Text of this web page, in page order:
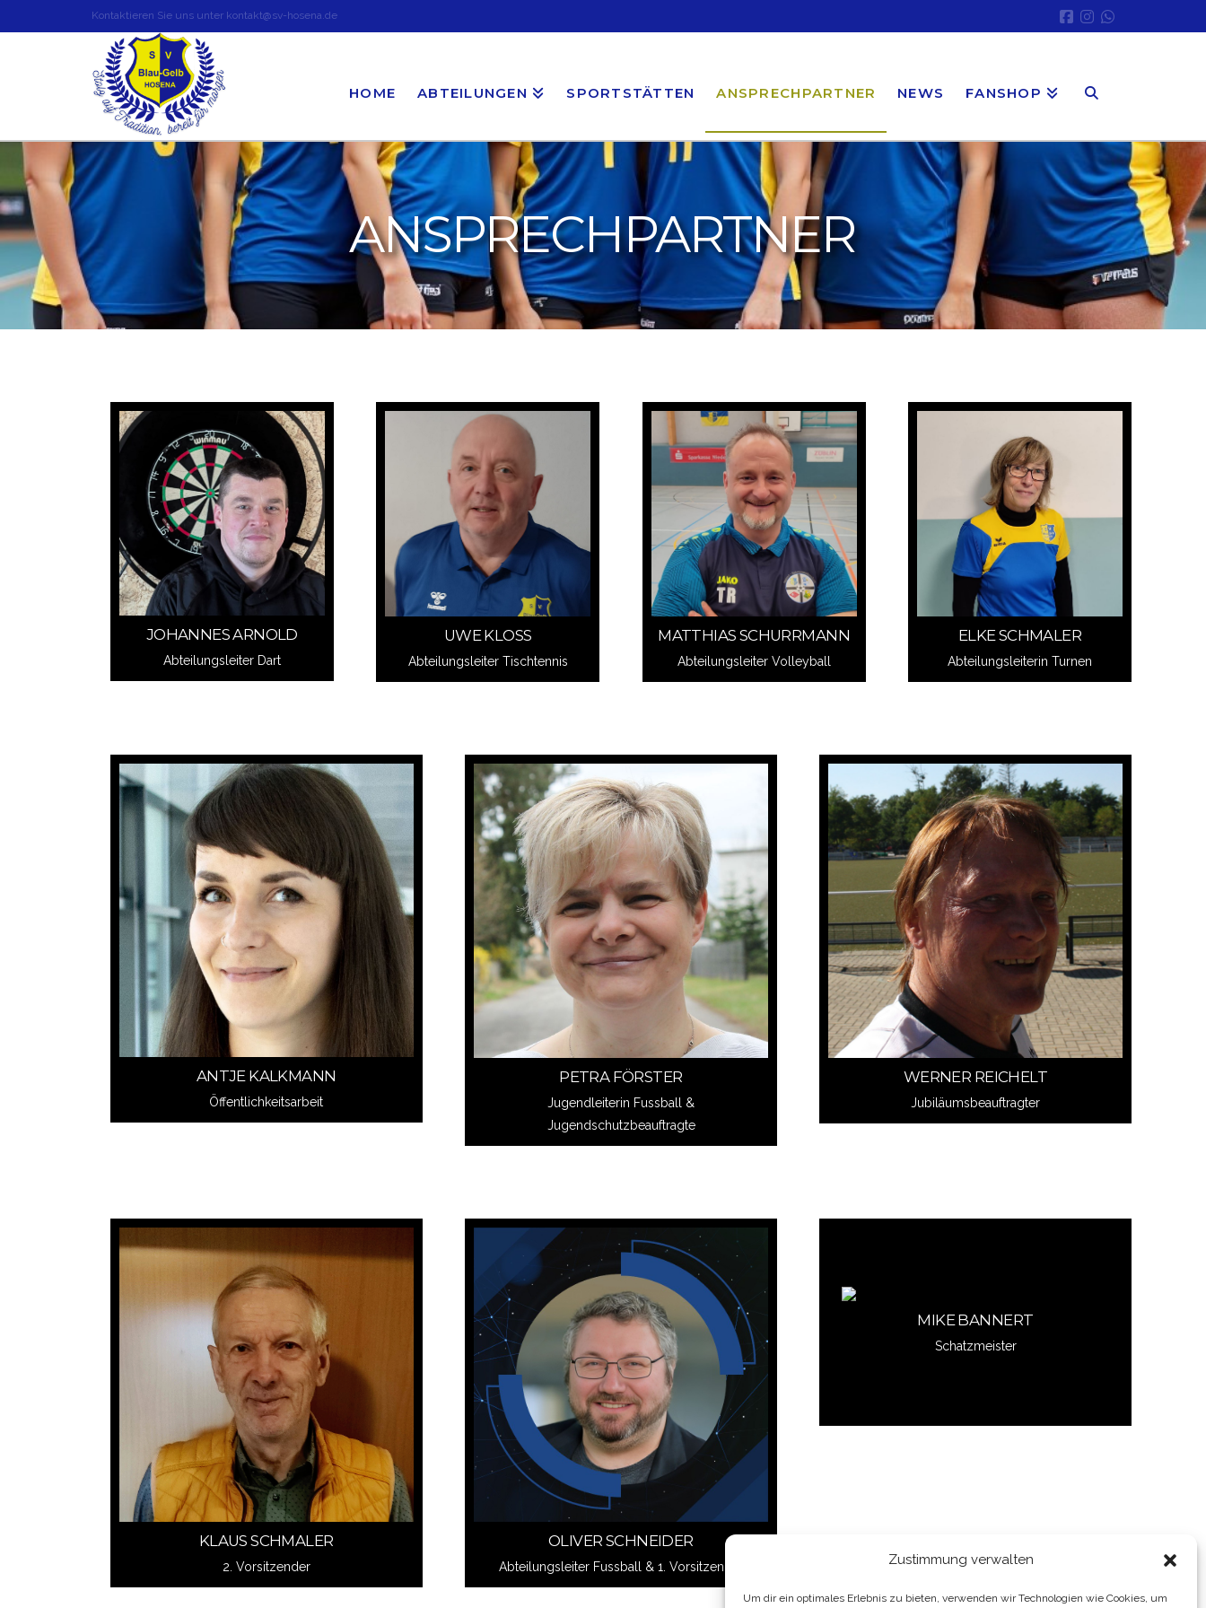
Zustimmung verwalten
Um dir ein optimales Erlebnis zu bieten, verwenden wir Technologien wie Cookies, um
Kontaktieren Sie uns unter kontakt@sv-hosena.de
HOME ABTEILUNGEN SPORTSTÄTTEN ANSPRECHPARTNER NEWS FANSHOP
ANSPRECHPARTNER
JOHANNES ARNOLD
Abteilungsleiter Dart
JOHANNES ARNOLD
Schreib mir
UWE KLOSS
Abteilungsleiter Tischtennis
UWE KLOSS
Schreib mir
MATTHIAS SCHURRMANN
Abteilungsleiter Volleyball
MATTHIAS SCHURRMANN
Schreib mir
ELKE SCHMALER
Abteilungsleiterin Turnen
ELKE SCHMALER
Schreib mir
ANTJE KALKMANN
Öffentlichkeitsarbeit
ANTJE KALKMANN
Schreib mir
PETRA FÖRSTER
Jugendleiterin Fussball &
Jugendschutzbeauftragte
PETRA FÖRSTER
Schreib mir
WERNER REICHELT
Jubiläumsbeauftragter
WERNER REICHELT
Schreib mir
KLAUS SCHMALER
2. Vorsitzender
KLAUS SCHMALER
Schreib mir
OLIVER SCHNEIDER
Abteilungsleiter Fussball & 1. Vorsitzender
OLIVER SCHNEIDER
Schreib mir
MIKE BANNERT
Schatzmeister